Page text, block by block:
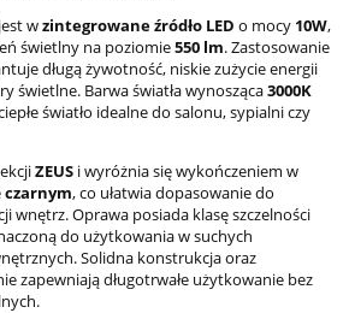
wzintegrowane źródło LED o mocy 10W,
świetlny na poziomie550 lm. Zastosowanie
długą żywotność, niskie zużycie energii
świetlne. Barwa światła wynosząca3000K
światło idealne do salonu, sypialni czy
ZEUS i wyróżnia się wykończeniem w
czarnym, co ułatwia dopasowanie do
wnętrz. Oprawa posiada klasę szczelności
do użytkowania w suchych
Solidna konstrukcja oraz
zapewniają długotrwałe użytkowanie bez